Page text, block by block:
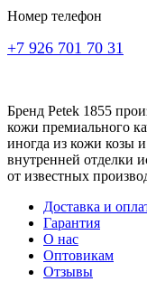
Номер телефон
+7 926 701 70 31
Бренд Petek 1855
кожи премиального
иногда из кожи козы
внутренней отделки
от известных
Доставка и
Гарантия
О нас
Оптовикам
Отзывы